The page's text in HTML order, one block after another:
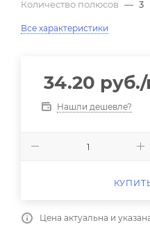
Количество полюсов — 3
Все характеристики
34.20 руб.
Нашли дешевле?
Цена актуальна и